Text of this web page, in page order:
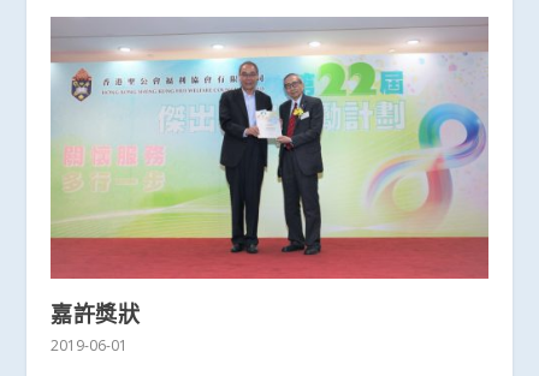
嘉許獎狀
2019-06-01